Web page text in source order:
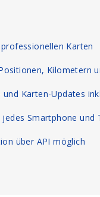
Karten
Kilometern
Karten-Updates
Smartphone und
über API möglich